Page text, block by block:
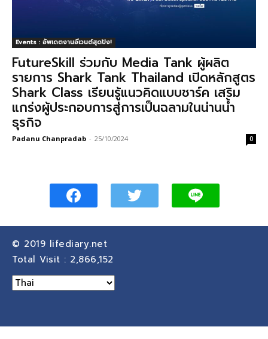
Events : อัพเดตงานอีเวนต์สุดปัง!
FutureSkill ร่วมกับ Media Tank ผู้ผลิต
รายการ Shark Tank Thailand เปิดหลักสูตร
Shark Class เรียนรู้แนวคิดแบบชาร์ค เสริม
แกร่งผู้ประกอบการสู่การเป็นฉลามในน่านน้ำ
ธุรกิจ
Padanu Chanpradab - 25/10/2024 0
© 2019 lifediary.net
Total Visit : 2,866,152